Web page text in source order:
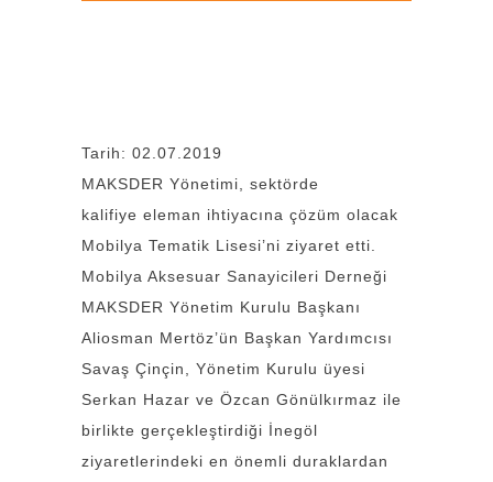
Tarih: 02.07.2019
MAKSDER Yönetimi, sektörde
kalifiye eleman ihtiyacına çözüm olacak
Mobilya Tematik Lisesi’ni ziyaret etti.
Mobilya Aksesuar Sanayicileri Derneği
MAKSDER Yönetim Kurulu Başkanı
Aliosman Mertöz’ün Başkan Yardımcısı
Savaş Çinçin, Yönetim Kurulu üyesi
Serkan Hazar ve Özcan Gönülkırmaz ile
birlikte gerçekleştirdiği İnegöl
ziyaretlerindeki en önemli duraklardan